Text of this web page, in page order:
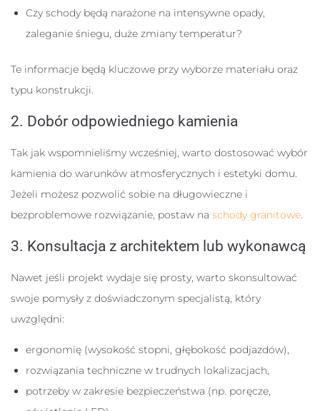
Czy schody będą narażone na intensywne opady,
zaleganie śniegu, duże zmiany temperatur?
Te informacje będą kluczowe przy wyborze materiału oraz
typu konstrukcji.
2. Dobór odpowiedniego kamienia
Tak jak wspomnieliśmy wcześniej, warto dostosować wybór
kamienia do warunków atmosferycznych i estetyki domu.
Jeżeli możesz pozwolić sobie na długowieczne i
bezproblemowe rozwiązanie, postaw na schody granitowe.
3. Konsultacja z architektem lub wykonawcą
Nawet jeśli projekt wydaje się prosty, warto skonsultować
swoje pomysły z doświadczonym specjalistą, który
uwzględni:
ergonomię (wysokość stopni, głębokość podjazdów),
rozwiązania techniczne w trudnych lokalizacjach,
potrzeby w zakresie bezpieczeństwa (np. poręcze,